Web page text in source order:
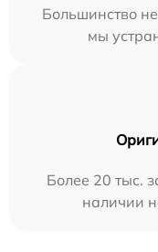
Большинство
мы
Более 20 тыс.
наличии